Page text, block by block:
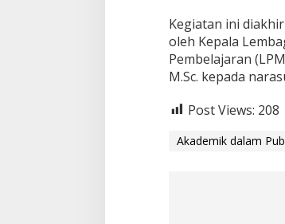
Kegiatan ini
oleh Kepala
Pembelajaran
M.Sc. kepada
Post Views: 208
Akademik dalam